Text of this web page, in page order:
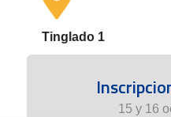
Tinglado 1
15 y 16